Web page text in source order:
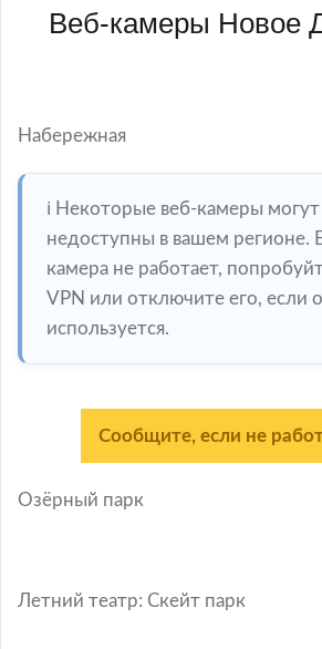
Веб-камеры Новое
Набережная
ℹ️ Некоторые веб-камеры
недоступны в вашем регионе.
камера не работает,
VPN или отключите его, если
используется.
Сообщите, если не
Озёрный парк
Летний театр: Скейт парк